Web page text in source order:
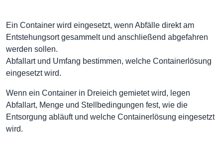
Ein Container wird eingesetzt, wenn Abfälle direkt am
Entstehungsort gesammelt und anschließend abgefahren
werden sollen.
Abfallart und Umfang bestimmen, welche Containerlösung
eingesetzt wird.
Wenn ein Container in Dreieich gemietet wird, legen
Abfallart, Menge und Stellbedingungen fest, wie die
Entsorgung abläuft und welche Containerlösung eingesetzt
wird.